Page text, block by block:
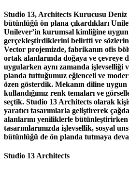
Studio 13, Architects Kurucusu Deniz
bütünlüğü ön plana çıkardıkları
Unilever’in kurumsal kimliğine
gerçekleştirdiklerini belirtti ve
Vector projemizde, fabrikanın ofis
ortak alanlarında doğaya ve çevreye
uygularken aynı zamanda işlevselliği
planda tuttuğumuz eğlenceli ve
özen gösterdik. Mekanın diline
kullandığımız renk temaları ve
seçtik. Studio 13 Architects olarak
yaratıcı tasarımlarla geliştirerek
alanlarını yeniliklerle bütünleştirirken
tasarımlarımızda işlevsellik, sosyal
bütünlüğü de ön planda tutmaya
Studio 13 Architects